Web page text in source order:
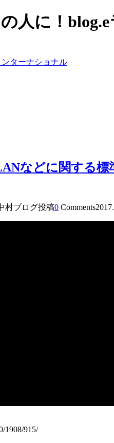
人に！
ターナショナル
などに関する
村ブログ投稿0 Comments
1908/915/